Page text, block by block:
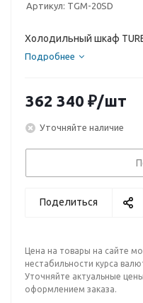
Артикул: TGM-20SD
Холодильный шкаф
Подробнее
362 340 ₽/шт
Уточняйте наличие
Поделиться
Цена на товары на сайте
нестабильности курса
Уточняйте актуальные
оформлением заказа.